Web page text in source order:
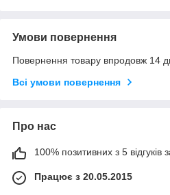
Умови повернення
Повернення товару впродовж 14
Всі умови повернення
Про нас
100% позитивних з 5 відгуків
Працює з 20.05.2015